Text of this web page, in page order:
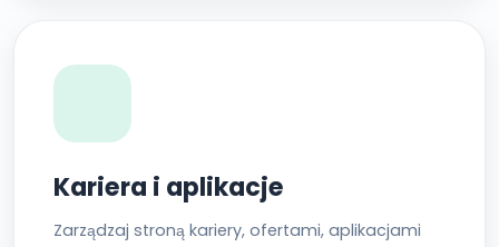
Kariera i aplikacje
Zarządzaj stroną kariery, ofertami, aplikacjami